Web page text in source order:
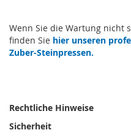
Wenn Sie die Wartung nicht
finden Sie hier unseren
Zuber-Steinpressen.
Rechtliche Hinweise
Sicherheit